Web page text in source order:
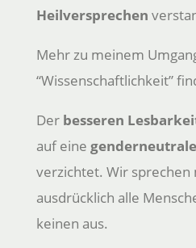
Heilversprechen
Mehr zu meinem
“Wissenschaftlichkeit”
Der besseren
auf eine
verzichtet. Wir sprechen
ausdrücklich alle
keinen aus.